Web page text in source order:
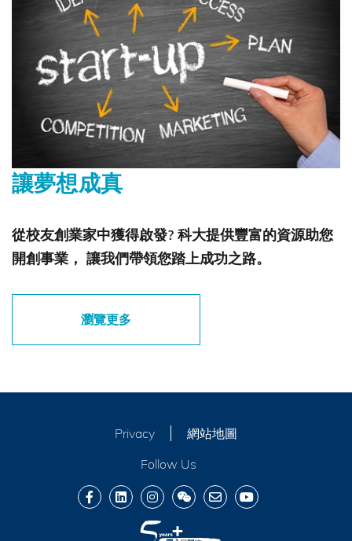
讓夢想成真
從校友創業家中獲得啟發? 科大提供豐富的資源助您
開創事業， 讓我們帶領您踏上成功之路。
瀏覽更多
Privacy
網站地圖
Follow Us